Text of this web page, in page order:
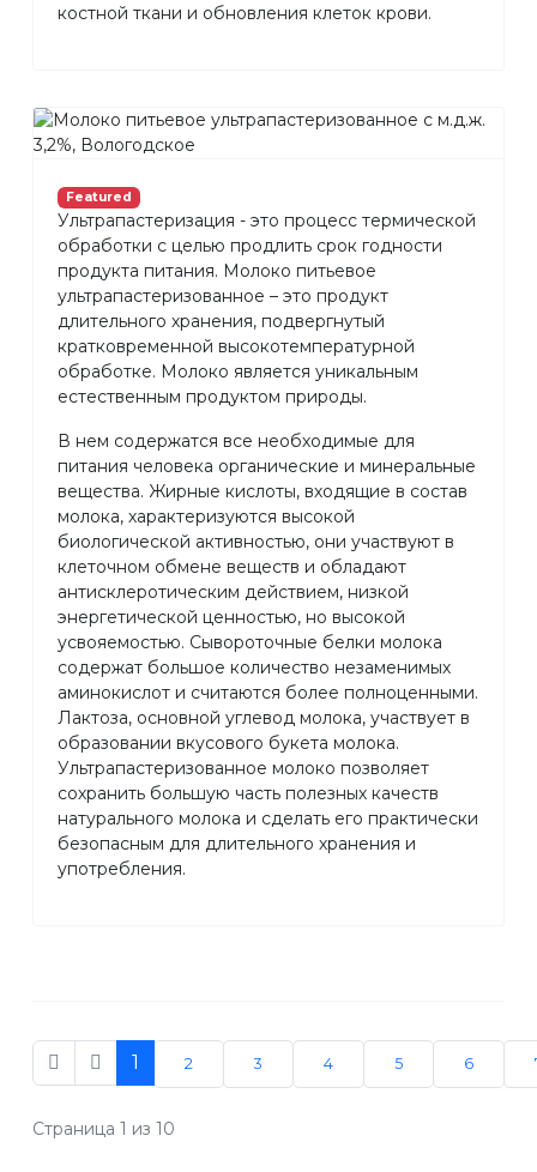
костной ткани и обновления клеток крови.
Featured
Ультрапастеризация - это процесс термической
обработки с целью продлить срок годности
продукта питания. Молоко питьевое
ультрапастеризованное – это продукт
длительного хранения, подвергнутый
кратковременной высокотемпературной
обработке. Молоко является уникальным
естественным продуктом природы.
В нем содержатся все необходимые для
питания человека органические и минеральные
вещества. Жирные кислоты, входящие в состав
молока, характеризуются высокой
биологической активностью, они участвуют в
клеточном обмене веществ и обладают
антисклеротическим действием, низкой
энергетической ценностью, но высокой
усвояемостью. Сывороточные белки молока
содержат большое количество незаменимых
аминокислот и считаются более полноценными.
Лактоза, основной углевод молока, участвует в
образовании вкусового букета молока.
Ультрапастеризованное молоко позволяет
сохранить большую часть полезных качеств
натурального молока и сделать его практически
безопасным для длительного хранения и
употребления.
1 2 3 4 5 6
Страница 1 из 10